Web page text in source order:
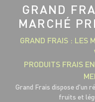
GRAND
MARCHÉ
GRAND FRAIS : LES
PRODUITS FRAIS
Grand Frais dispose d'un
fruits et